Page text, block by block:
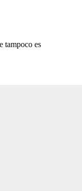
tampoco es